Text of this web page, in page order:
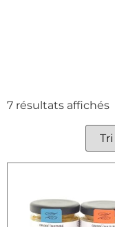
7 résultats affichés